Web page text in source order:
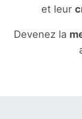
et leur
Devenez la